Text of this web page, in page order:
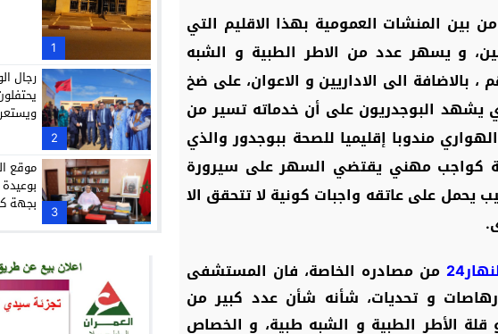
بين المنشات العمومية بهذا الاقليم التي
و يسهر عدد من الاطر الطبية و الشبه
بالاضافة الى الاداريين و الاعوان، على ضخ
البوجدريون على أن خدماته تسير من
مندوبا إقليميا للصحة ببوجدور والذي
كواجب مهني يقتضي السهر على سيرورة
يحمل على عاتقه واجبات كونية لا تتحقق الا
من مصادره الخاصة، فان المستشفى
و تحديات، شأنه شأن عدد كبير من
الأطر الطبية و الشبه طبية، و الخصاص
1
2
رجال
3
بجهة